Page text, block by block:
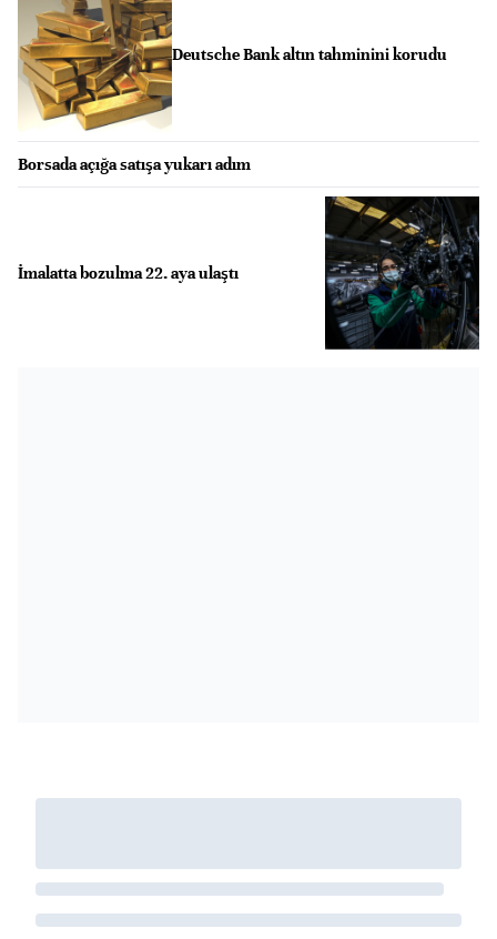
Deutsche Bank altın tahminini korudu
Borsada açığa satışa yukarı adım
İmalatta bozulma 22. aya ulaştı